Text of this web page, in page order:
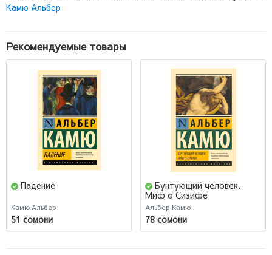
Камю Альбер
Рекомендуемые товары
Падение
Камю Альбер
51 сомони
Бунтующий человек.
Миф о Сизифе
Альбер Камю
78 сомони